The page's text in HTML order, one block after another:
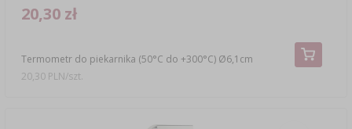
Termometr do piekarnika (50°C do +300°C) Ø6,1cm
20,30 zł
20,30 PLN/szt.